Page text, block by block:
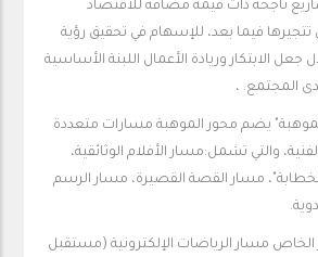
ناجحة ذات قيمة مضافة للاقتصاد
فيما بعد، للإسهام في تحقيق رؤية
من خلال جعل الابتكار وريادة الأعمال اللبنة الأساسية
المجتمع. ،
يضم محور الموهبة مسارات متعددة
والتي تشمل:مسار الأفلام الوثائقية،
مسار القصة القصيرة، مسار الرسم
الخاص مسار الرياضات الإلكترونية (مستقبل